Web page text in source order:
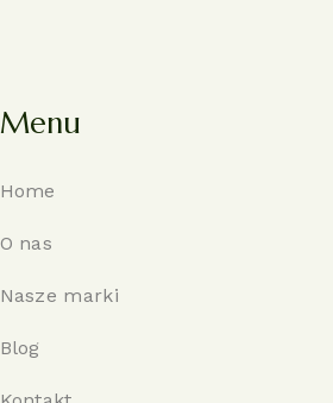
Menu
Home
O nas
Nasze marki
Blog